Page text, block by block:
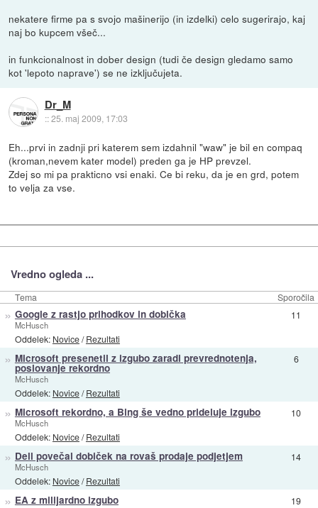
nekatere firme pa s svojo mašinerijo (in izdelki) celo sugerirajo, kaj
naj bo kupcem všeč...
in funkcionalnost in dober design (tudi če design gledamo samo
kot 'lepoto naprave') se ne izključujeta.
Dr_M
::25. maj 2009, 17:03
Eh...prvi in zadnji pri katerem sem izdahnil "waw" je bil en compaq
(kroman,nevem kater model) preden ga je HP prevzel.
Zdej so mi pa prakticno vsi enaki. Ce bi reku, da je en grd, potem
to velja za vse.
Vredno ogleda ...
Tema Sporočila
» Google z rastjo prihodkov in dobička
McHusch
Oddelek: Novice/Rezultati
11
» Microsoft presenetil z izgubo zaradi prevrednotenja,
poslovanje rekordno
McHusch
Oddelek: Novice/Rezultati
6
» Microsoft rekordno, a Bing še vedno prideluje izgubo
McHusch
Oddelek: Novice/Rezultati
10
» Dell povečal dobiček na rovaš prodaje podjetjem
McHusch
Oddelek: Novice/Rezultati
14
» EA z milijardno izgubo 19